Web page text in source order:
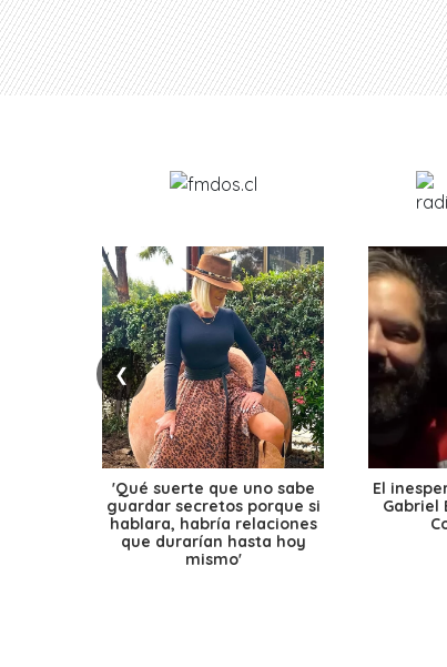
❮
'Qué suerte que uno sabe
guardar secretos porque si
hablara, habría relaciones
que durarían hasta hoy
mismo'
El
Gabriel